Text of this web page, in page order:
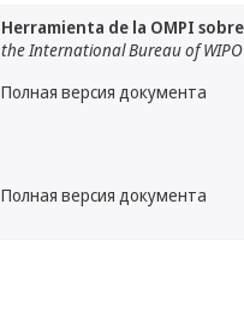
Herramienta de la OMPI
the International Bureau of WIPO
Полная версия документа
Полная версия документа